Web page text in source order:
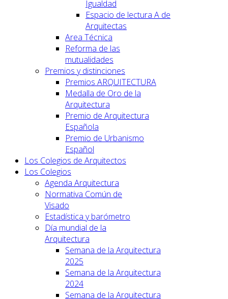
Igualdad
Espacio de lectura A de
Arquitectas
Area Técnica
Reforma de las
mutualidades
Premios y distinciones
Premios ARQUITECTURA
Medalla de Oro de la
Arquitectura
Premio de Arquitectura
Española
Premio de Urbanismo
Español
Los Colegios de Arquitectos
Los Colegios
Agenda Arquitectura
Normativa Común de
Visado
Estadística y barómetro
Día mundial de la
Arquitectura
Semana de la Arquitectura
2025
Semana de la Arquitectura
2024
Semana de la Arquitectura